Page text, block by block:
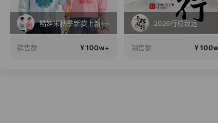
酷娃米秋季新款上新~~
销售额 ¥ 100w+
2026行稳致远
销售额 ¥